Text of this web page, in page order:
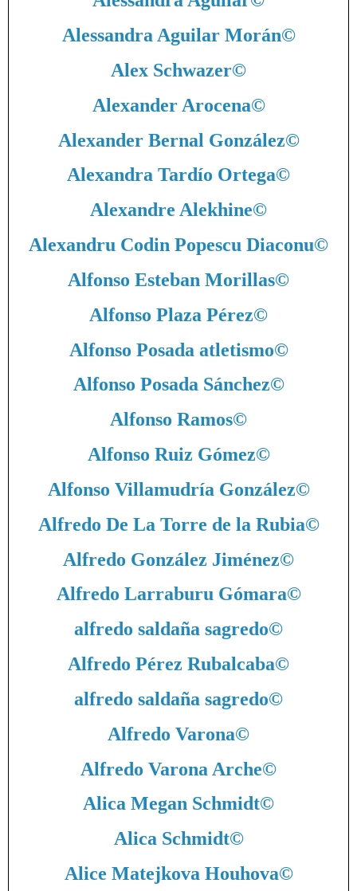
Alessandra Aguilar Morán©
Alex Schwazer©
Alexander Arocena©
Alexander Bernal González©
Alexandra Tardío Ortega©
Alexandre Alekhine©
Alexandru Codin Popescu Diaconu©
Alfonso Esteban Morillas©
Alfonso Plaza Pérez©
Alfonso Posada atletismo©
Alfonso Posada Sánchez©
Alfonso Ramos©
Alfonso Ruiz Gómez©
Alfonso Villamudría González©
Alfredo De La Torre de la Rubia©
Alfredo González Jiménez©
Alfredo Larraburu Gómara©
alfredo saldaña sagredo©
Alfredo Pérez Rubalcaba©
alfredo saldaña sagredo©
Alfredo Varona©
Alfredo Varona Arche©
Alica Megan Schmidt©
Alica Schmidt©
Alice Matejkova Houhova©